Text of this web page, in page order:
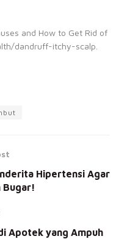
and How to Get Rid of
dandruff-itchy-scalp.
Hipertensi Agar
Bugar!
Apotek yang Ampuh